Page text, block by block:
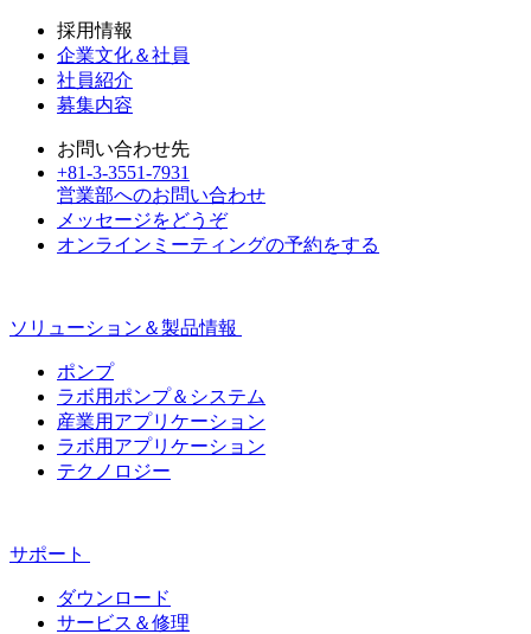
採用情報
企業文化＆社員
社員紹介
募集内容
お問い合わせ先
+81-3-3551-7931
営業部へのお問い合わせ
メッセージをどうぞ
オンラインミーティングの予約をする
ソリューション＆製品情報
ポンプ
ラボ用ポンプ＆システム
産業用アプリケーション
ラボ用アプリケーション
テクノロジー
サポート
ダウンロード
サービス＆修理